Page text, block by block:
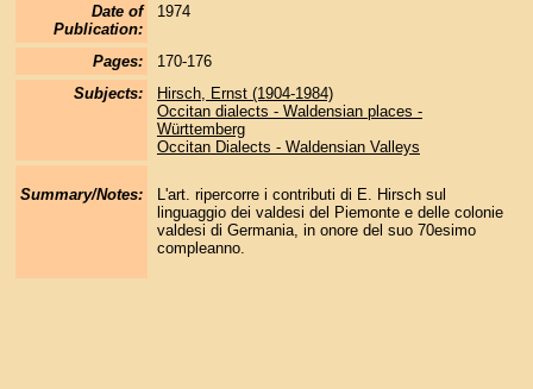
Date of
Publication:
1974
Pages:
170-176
Subjects:
Hirsch, Ernst (1904-1984)
Occitan dialects - Waldensian places -
Württemberg
Occitan Dialects - Waldensian Valleys
Summary/Notes:
L'art. ripercorre i contributi di E. Hirsch sul
linguaggio dei valdesi del Piemonte e delle colonie
valdesi di Germania, in onore del suo 70esimo
compleanno.